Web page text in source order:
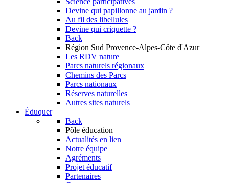
Devine qui papillonne au jardin ?
Au fil des libellules
Devine qui criquette ?
Back
Région Sud Provence-Alpes-Côte d'Azur
Les RDV nature
Parcs naturels régionaux
Chemins des Parcs
Parcs nationaux
Réserves naturelles
Autres sites naturels
Éduquer
Back
Pôle éducation
Actualités en lien
Notre équipe
Agréments
Projet éducatif
Partenaires